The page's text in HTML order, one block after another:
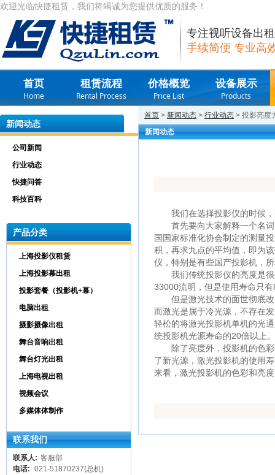
欢迎光临快捷租赁，我们将竭诚为您提供优质的服务！
专注视听设备出租
手续简便 专业高
首页
Home
租赁流程
Rental Process
价格概览
Price List
设备展示
Products
首页 > 新闻动态 > 行业动态 > 投影亮度
新闻动态
我们在选择投影仪的时候，
首先要向大家解释一个名词
国国家标准化协会制定的测量
积，再求九点的平均值，即为
仪，特别是有些国产投影机，
我们传统投影仪的亮度是很
33000流明，但是使用寿命只
但是激光技术的面世彻底改
而激光是属于冷光源，不存在
轻松的将激光投影机单机的光
统投影机光源寿命的20倍以上
除了亮度外，投影机的色彩
了新光源，激光投影机的使用
来看，激光投影机的色彩和亮
新闻动态
公司新闻
行业动态
快捷问答
科技百科
产品分类
上海投影仪租赁
上海投影幕出租
投影套餐（投影机+幕）
电脑出租
摄影摄像出租
舞台音响出租
舞台灯光出租
上海电视出租
视频会议
多媒体体制作
联系我们
联系人: 客服部
电话: 021-51870237(总机)